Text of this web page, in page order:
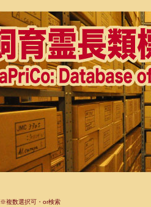
※複数選択可・or検索